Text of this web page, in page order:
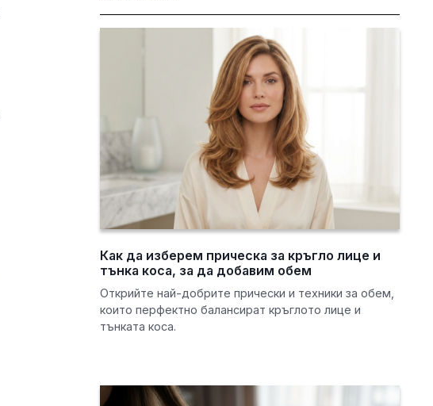
Как да изберем прическа за кръгло лице и
тънка коса, за да добавим обем
Открийте най-добрите прически и техники за обем,
които перфектно балансират кръглото лице и
тънката коса.